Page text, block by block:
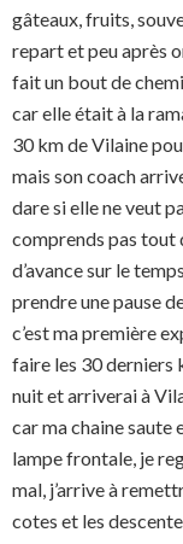
gâteaux, fruits,
repart et peu après
fait un bout de
car elle était à la
30 km de Vilaine
mais son coach
dare si elle ne veut
comprends pas tout
d’avance sur le
prendre une pause
c’est ma première
faire les 30 derniers
nuit et arriverai à
car ma chaine saute
lampe frontale, je
mal, j’arrive à
cotes et les